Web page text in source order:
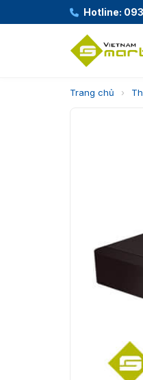
Hotline:
Trang chủ ›